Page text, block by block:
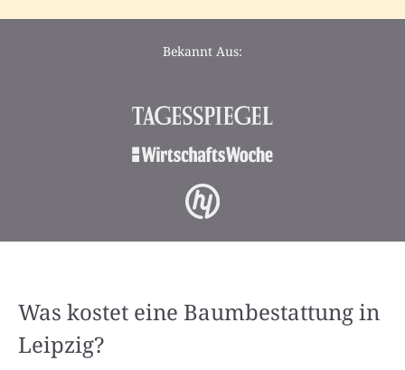
Bekannt Aus:
Was kostet eine Baumbestattung in
Leipzig?